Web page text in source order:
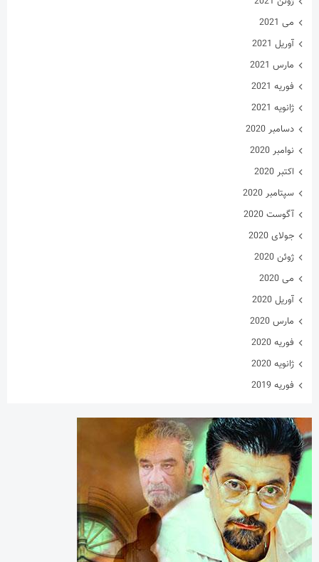
سپتامبر 2020
آگوست 2020
جولای 2020
ژوئن 2020
می 2020
آوریل 2020
مارس 2020
فوریه 2020
ژانویه 2020
فوریه 2019